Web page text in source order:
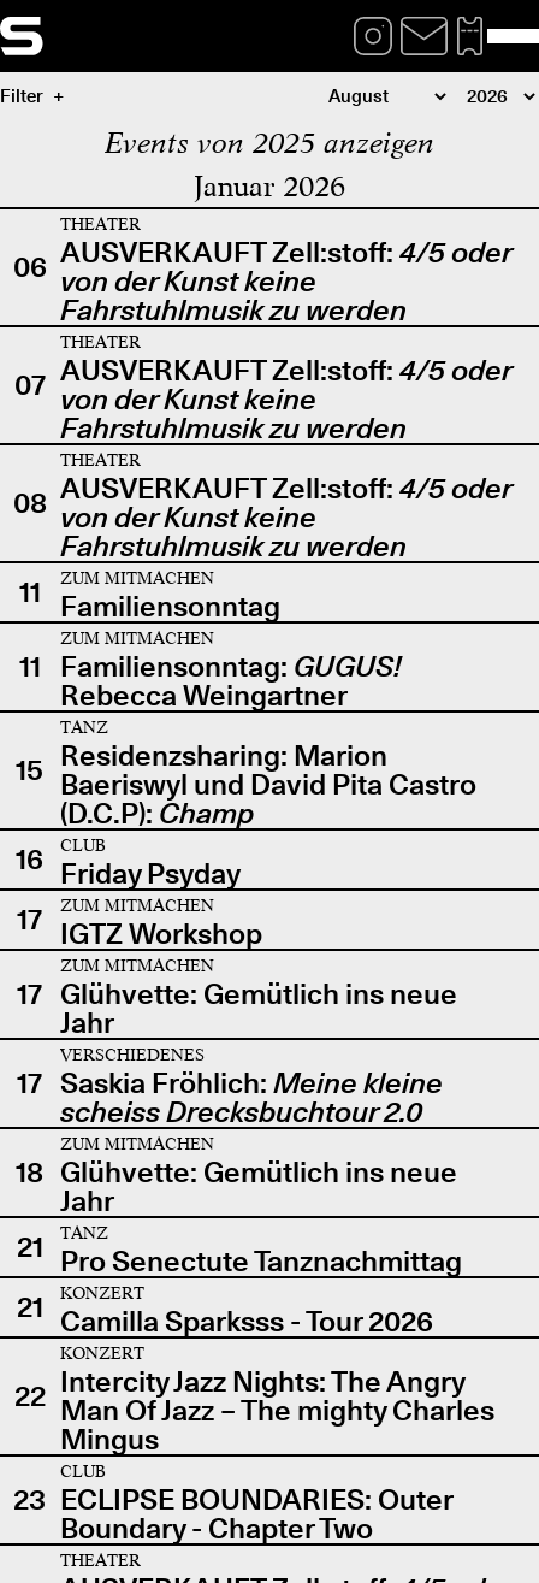
Filter
Events von 2025 anzeigen
Januar 2026
06
THEATER
AUSVERKAUFT Zell:stoff: 4/5 oder
von der Kunst keine
Fahrstuhlmusik zu werden
07
THEATER
AUSVERKAUFT Zell:stoff: 4/5 oder
von der Kunst keine
Fahrstuhlmusik zu werden
08
THEATER
AUSVERKAUFT Zell:stoff: 4/5 oder
von der Kunst keine
Fahrstuhlmusik zu werden
11
ZUM MITMACHEN
Familiensonntag
11
ZUM MITMACHEN
Familiensonntag: GUGUS!
Rebecca Weingartner
15
TANZ
Residenzsharing: Marion
Baeriswyl und David Pita Castro
(D.C.P): Champ
16
CLUB
Friday Psyday
17
ZUM MITMACHEN
IGTZ Workshop
17
ZUM MITMACHEN
Glühvette: Gemütlich ins neue
Jahr
17
VERSCHIEDENES
Saskia Fröhlich: Meine kleine
scheiss Drecksbuchtour 2.0
18
ZUM MITMACHEN
Glühvette: Gemütlich ins neue
Jahr
21
TANZ
Pro Senectute Tanznachmittag
21
KONZERT
Camilla Sparksss - Tour 2026
22
KONZERT
Intercity Jazz Nights: The Angry
Man Of Jazz – The mighty Charles
Mingus
23
CLUB
ECLIPSE BOUNDARIES: Outer
Boundary - Chapter Two
THEATER